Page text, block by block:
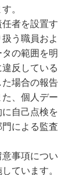
。
者を設置す
う職員およ
の範囲を明
反している
場合の報告
、個人デー
自己点検を
による監査
事項につい
ています。